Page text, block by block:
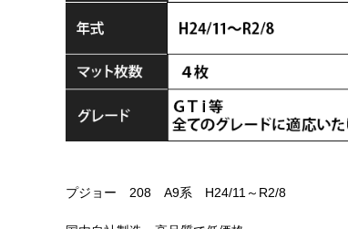
プジョー 208 A9系 H24/11～R2/8